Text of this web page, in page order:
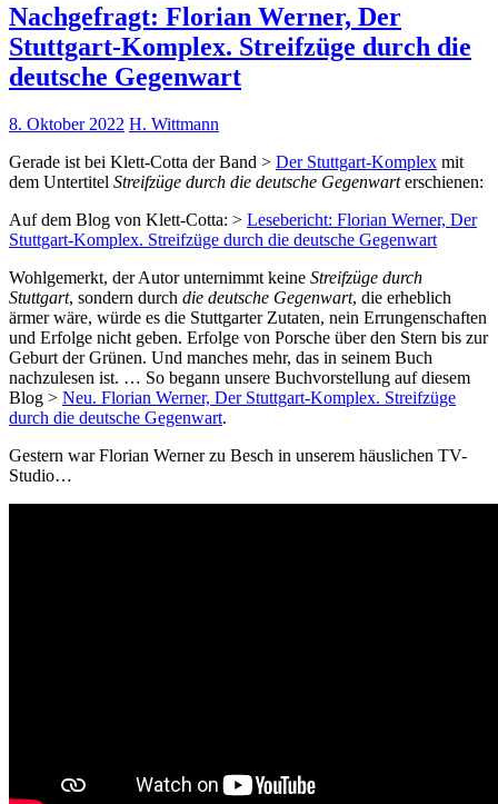
Nachgefragt: Florian Werner, Der
Stuttgart-Komplex. Streifzüge durch die
deutsche Gegenwart
8. Oktober 2022 H. Wittmann
Gerade ist bei Klett-Cotta der Band > Der Stuttgart-Komplex mit
dem Untertitel Streifzüge durch die deutsche Gegenwarterschienen:
Auf dem Blog von Klett-Cotta: > Lesebericht: Florian Werner, Der
Stuttgart-Komplex. Streifzüge durch die deutsche Gegenwart
Wohlgemerkt, der Autor unternimmt keine Streifzüge durch
Stuttgart, sondern durch die deutsche Gegenwart, die erheblich
ärmer wäre, würde es die Stuttgarter Zutaten, nein Errungenschaften
und Erfolge nicht geben. Erfolge von Porsche über den Stern bis zur
Geburt der Grünen. Und manches mehr, das in seinem Buch
nachzulesen ist. … So begann unsere Buchvorstellung auf diesem
Blog > Neu. Florian Werner, Der Stuttgart-Komplex. Streifzüge
durch die deutsche Gegenwart.
Gestern war Florian Werner zu Besch in unserem häuslichen TV-
Studio…